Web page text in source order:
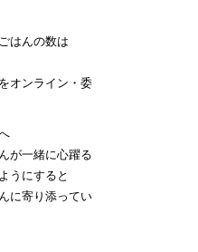
はんの数は
オンライン・委
が一緒に心躍る
うにすると
に寄り添ってい